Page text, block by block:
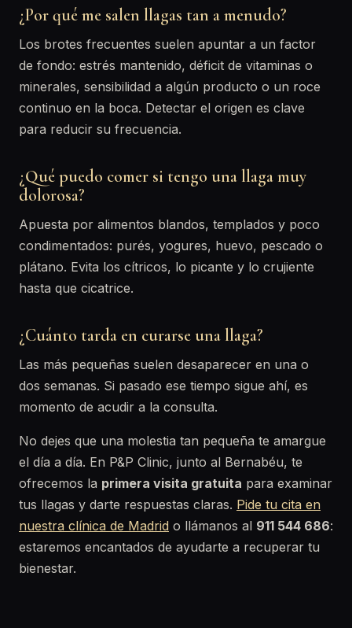
¿Por qué me salen llagas tan a menudo?
Los brotes frecuentes suelen apuntar a un factor
de fondo: estrés mantenido, déficit de vitaminas o
minerales, sensibilidad a algún producto o un roce
continuo en la boca. Detectar el origen es clave
para reducir su frecuencia.
¿Qué puedo comer si tengo una llaga muy
dolorosa?
Apuesta por alimentos blandos, templados y poco
condimentados: purés, yogures, huevo, pescado o
plátano. Evita los cítricos, lo picante y lo crujiente
hasta que cicatrice.
¿Cuánto tarda en curarse una llaga?
Las más pequeñas suelen desaparecer en una o
dos semanas. Si pasado ese tiempo sigue ahí, es
momento de acudir a la consulta.
No dejes que una molestia tan pequeña te amargue
el día a día. En P&P Clinic, junto al Bernabéu, te
ofrecemos la primera visita gratuita para examinar
tus llagas y darte respuestas claras. Pide tu cita en
nuestra clínica de Madrid o llámanos al 911 544 686:
estaremos encantados de ayudarte a recuperar tu
bienestar.